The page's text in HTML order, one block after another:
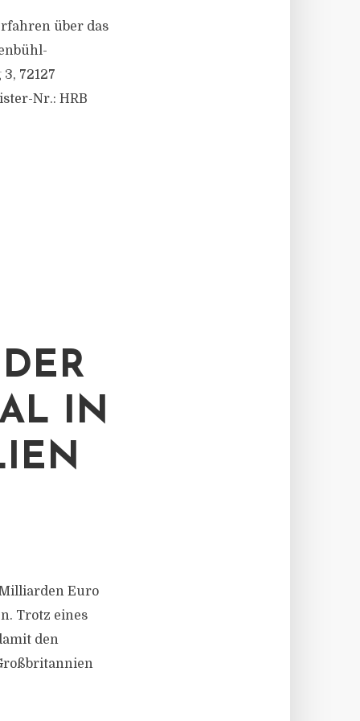
über das
72127
Nr.: HRB
IN
Euro
Trotz eines
den